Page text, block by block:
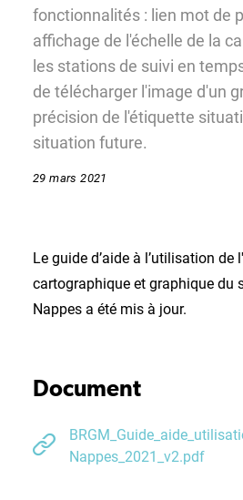
fonctionnalités : lien mot de
affichage de l'échelle de la
les stations de suivi en
de télécharger l'image d'un
précision de l'étiquette
situation future.
29 mars 2021
Le guide d’aide à l’utilisation de
cartographique et graphique du
Nappes a été mis à jour.
Document
Nappes_2021_v2.pdf